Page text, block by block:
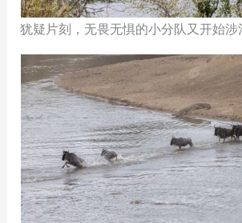
犹疑片刻，无畏无惧的小分队又开始涉